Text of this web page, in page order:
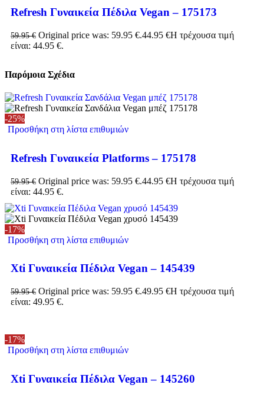
Refresh Γυναικεία Πέδιλα Vegan – 175173
59.95€ Original price was: 59.95 €.44.95 €Η τρέχουσα τιμή
είναι: 44.95 €.
Παρόμοια Σχέδια
-25%
Προσθήκη στη λίστα επιθυμιών
Refresh Γυναικεία Platforms – 175178
59.95€ Original price was: 59.95 €.44.95 €Η τρέχουσα τιμή
είναι: 44.95 €.
-17%
Προσθήκη στη λίστα επιθυμιών
Xti Γυναικεία Πέδιλα Vegan – 145439
59.95€ Original price was: 59.95 €.49.95 €Η τρέχουσα τιμή
είναι: 49.95 €.
-17%
Προσθήκη στη λίστα επιθυμιών
Xti Γυναικεία Πέδιλα Vegan – 145260